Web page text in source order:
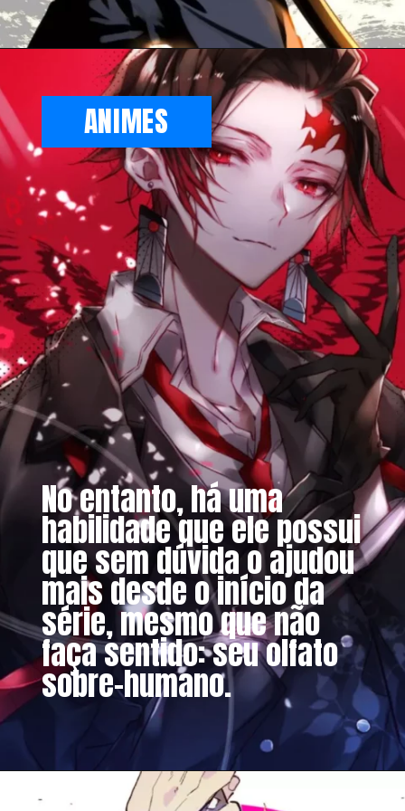
No entanto, há uma
habilidade que ele possui
que sem dúvida o ajudou
mais desde o início da
série, mesmo que não
faça sentido: seu olfato
sobre-humano.
ANIMES